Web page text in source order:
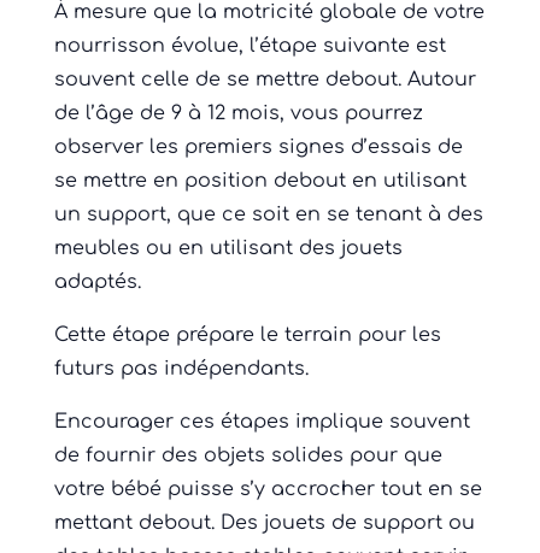
À mesure que la motricité globale de votre
nourrisson évolue, l’étape suivante est
souvent celle de se mettre debout. Autour
de l’âge de 9 à 12 mois, vous pourrez
observer les premiers signes d’essais de
se mettre en position debout en utilisant
un support, que ce soit en se tenant à des
meubles ou en utilisant des jouets
adaptés.
Cette étape prépare le terrain pour les
futurs pas indépendants.
Encourager ces étapes implique souvent
de fournir des objets solides pour que
votre bébé puisse s’y accrocher tout en se
mettant debout. Des jouets de support ou